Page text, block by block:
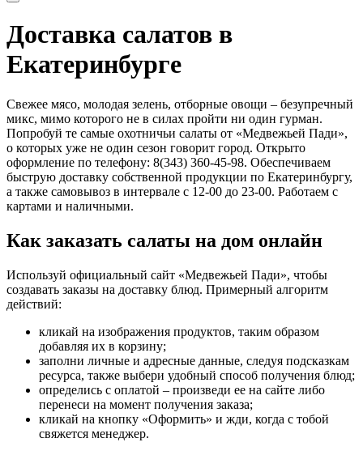
Доставка салатов в
Екатеринбурге
Свежее мясо, молодая зелень, отборные овощи – безупречный
микс, мимо которого не в силах пройти ни один гурман.
Попробуй те самые охотничьи салаты от «Медвежьей Пади»,
о которых уже не один сезон говорит город. Открыто
оформление по телефону: 8(343) 360-45-98. Обеспечиваем
быструю доставку собственной продукции по Екатеринбургу,
а также самовывоз в интервале с 12-00 до 23-00. Работаем с
картами и наличными.
Как заказать салаты на дом онлайн
Используй официальный сайт «Медвежьей Пади», чтобы
создавать заказы на доставку блюд. Примерный алгоритм
действий:
кликай на изображения продуктов, таким образом
добавляя их в корзину;
заполни личные и адресные данные, следуя подсказкам
ресурса, также выбери удобный способ получения блюд;
определись с оплатой – произведи ее на сайте либо
перенеси на момент получения заказа;
кликай на кнопку «Оформить» и жди, когда с тобой
свяжется менеджер.